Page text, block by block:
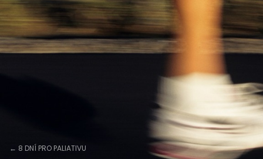
← 8 DNÍ PRO PALIATIVU